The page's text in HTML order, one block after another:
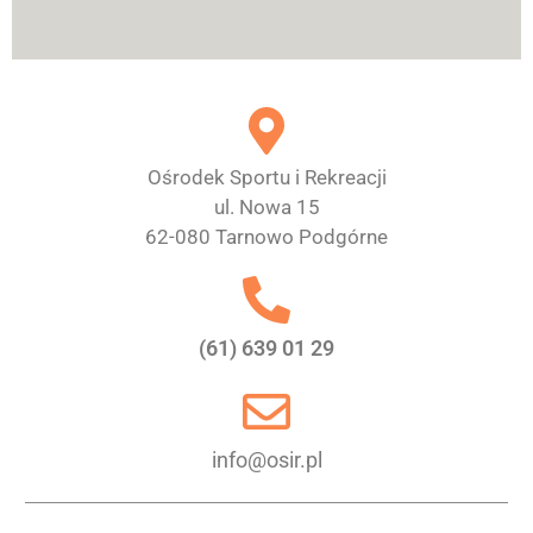
Ośrodek Sportu i Rekreacji
ul. Nowa 15
62-080 Tarnowo Podgórne
(61) 639 01 29
info@osir.pl